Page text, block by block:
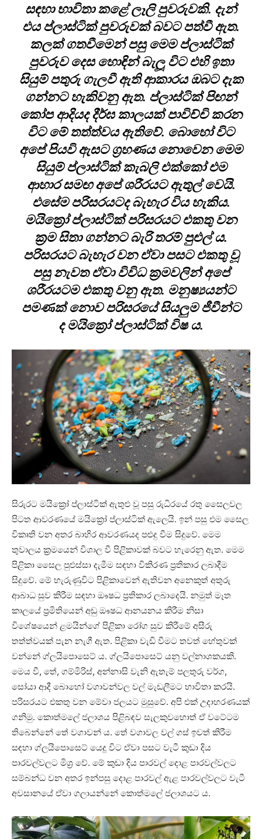
සඳහා භාවිතා කළේ ලෑලි පුවරුවකි. දැන්
එය ප්ලාස්ටික් පුවරුවක් බවට පත්වී ඇත.
කලක් ගතවීමෙන් පසු මෙම ප්ලාස්ටික්
පුවරුව දෙස හොඳින් බැලූ විට එහි ඉතා
සියුම් පතුරු ගැලවී ඇති ආකාරය ඔබට දැක
ගන්නට හැකිවනු ඇත. ප්ලාස්ටික් පිඟන්
කෝප ආදියද දීර්ඝ කාලයක් පාවිච්චි කරන
විට මේ තත්ත්වය ඇතිවේ. බොහෝ විට
අපේ පියවි ඇසට ග්‍රහණය නොවෙන මෙම
සියුම් ප්ලාස්ටික් කැබලි එක්කෝ එම
ආහාර සමඟ අපේ ශරීරයට ඇතුල් වෙයි.
එසේම පරිසරයටද බැහැර විය හැකිය.
මයික්‍රෝ ප්ලාස්ටික් පරිසරයට එකතු වන
ක්‍රම සිතා ගන්නට බැරි තරම් පුළුල් ය.
පරිසරයට බැහැර වන ඒවා පසට එකතු වූ
පසු නැවත ඒවා විවිධ ක්‍රමවලින් අපේ
ශරීරයටම එකතු වනු ඇත. මනුෂ්‍යයන්ට
පමණක් නොව පරිසරයේ සියලුම ජීවීන්ට
ද මයික්‍රෝ ප්ලාස්ටික් විෂ ය.
සිරුරට මයික්‍රෝ ප්ලාස්ටික් ඇතුළු වූ පසු රුධිරයේ රතු සෛලවල
පිටත ආවරණයේ මයික්‍රෝ ප්ලාස්ටික් ඇලෙයි. ඉන් පසු එම සෛල
විකෘති වන අතර බාහිර ආවරණයද පළුදු වීම සිදුවේ. මෙම
තුවාලය ක්‍රමයෙන් විශාල වී පිළිකාවක් බවට හැරෙනු ඇත. මෙම
පිළිකා සෛල පුළුස්සා දැමීම සඳහා විකිරණ ප්‍රතිකාර ලබාදීම
සිදුවේ. මේ හැරුණුවිට පිළිකාවෙන් ඇතිවන අනෙකුත් අතුරු
ආබාධ සුව කිරීම සඳහා ඖෂධ ප්‍රතිකාර ලබාදෙයි. නමුත් මෑත
කාලයේ ප්‍රමිතියෙන් අඩු ඖෂධ ආනයනය කිරීම නිසා
විශේෂයෙන් ළමයින්ගේ පිළිකා රෝග සුව කිරීමේ අසීරු
තත්ත්වයක් පැන නැගී ඇත. පිළිකා වැඩි වීමට තවත් හේතුවක්
වන්නේ ග්ලයිපොසෙට් ය. ග්ලයිපොසෙට් යනු වල්නාශකයකි.
මෙය වී, තේ, ගම්මිරිස්, අන්නාසි වැනි ඇතැම් පලතුරු වර්ග,
සෝයා ආදී බොහෝ වගාවන්වල වල් මැඩලීමට භාවිතා කරයි.
පරිසරයට එකතු වන මේවා ජලයට මුසුවේ. අපි එක් උදාහරණයක්
ගනිමු. කොත්මලේ ජලාශය පිළිබඳව සැලකුවහොත් ඒ වටේටම
තිබෙන්නේ තේ වගාවන් ය. තේ වගාවල වල් ගස් ඉවත් කිරීම
සඳහා ග්ලයිපොසෙට් යෙදූ විට ඒවා පසට වැටී කුඩා දිය
පාරවල්වලට මිශ්‍ර වේ. මේ කුඩා දිය පාරවල් දොළ පාරවල්වලට
සම්බන්ධ වන අතර ඉන්පසු දොළ පාරවල් ඇළ පාරවල්වලට වැටී
අවසානයේ ඒවා ගලායන්නේ කොත්මලේ ජලාශයට ය.